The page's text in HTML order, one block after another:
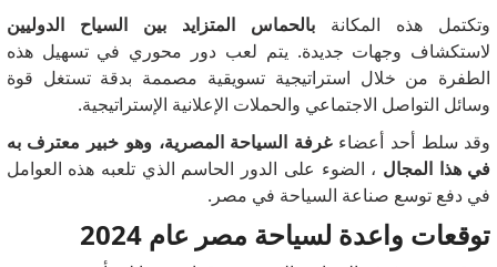
وتكتمل هذه المكانة بالحماس المتزايد بين السياح الدوليين
لاستكشاف وجهات جديدة. يتم لعب دور محوري في تسهيل هذه
الطفرة من خلال استراتيجية تسويقية مصممة بدقة تستغل قوة
وسائل التواصل الاجتماعي والحملات الإعلانية الإستراتيجية.
وقد سلط أحد أعضاءغرفة السياحة المصرية، وهو خبير معترف به
في هذا المجال ، الضوء على الدور الحاسم الذي تلعبه هذه العوامل
في دفع توسع صناعة السياحة في مصر.
توقعات واعدة لسياحة مصر عام 2024